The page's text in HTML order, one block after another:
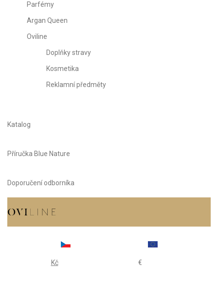
Parfémy
Argan Queen
Oviline
Doplňky stravy
Kosmetika
Reklamní předměty
Katalog
Příručka Blue Nature
Doporučení odborníka
Kč €